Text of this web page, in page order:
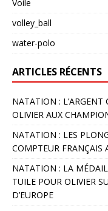
Voile
volley_ball
water-polo
ARTICLES RÉCENTS
NATATION :
OLIVIER AUX
NATATION : LES
COMPTEUR FRANÇAIS
NATATION : LA
TUILE POUR OLIVIER
D’EUROPE